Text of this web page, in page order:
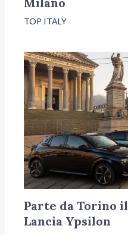
TOP ITALY
Parte da Torino
Lancia Ypsilon